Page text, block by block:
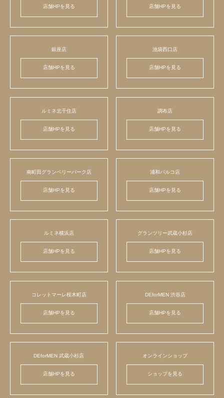
店舗HPを見る 店舗HPを見る
銀座店
店舗HPを見る
池袋西口店
店舗HPを見る
ルミネ北千住店
店舗HPを見る
調布店
店舗HPを見る
南町田グランベリーパーク店
店舗HPを見る
浦和パルコ店
店舗HPを見る
ルミネ横浜店
店舗HPを見る
グランツリー武蔵小杉店
店舗HPを見る
コレットマーレ桜木町店
店舗HPを見る
DEforMEN 渋谷店
店舗HPを見る
DEforMEN 武蔵小杉店
店舗HPを見る
オンラインショップ
ショップを見る